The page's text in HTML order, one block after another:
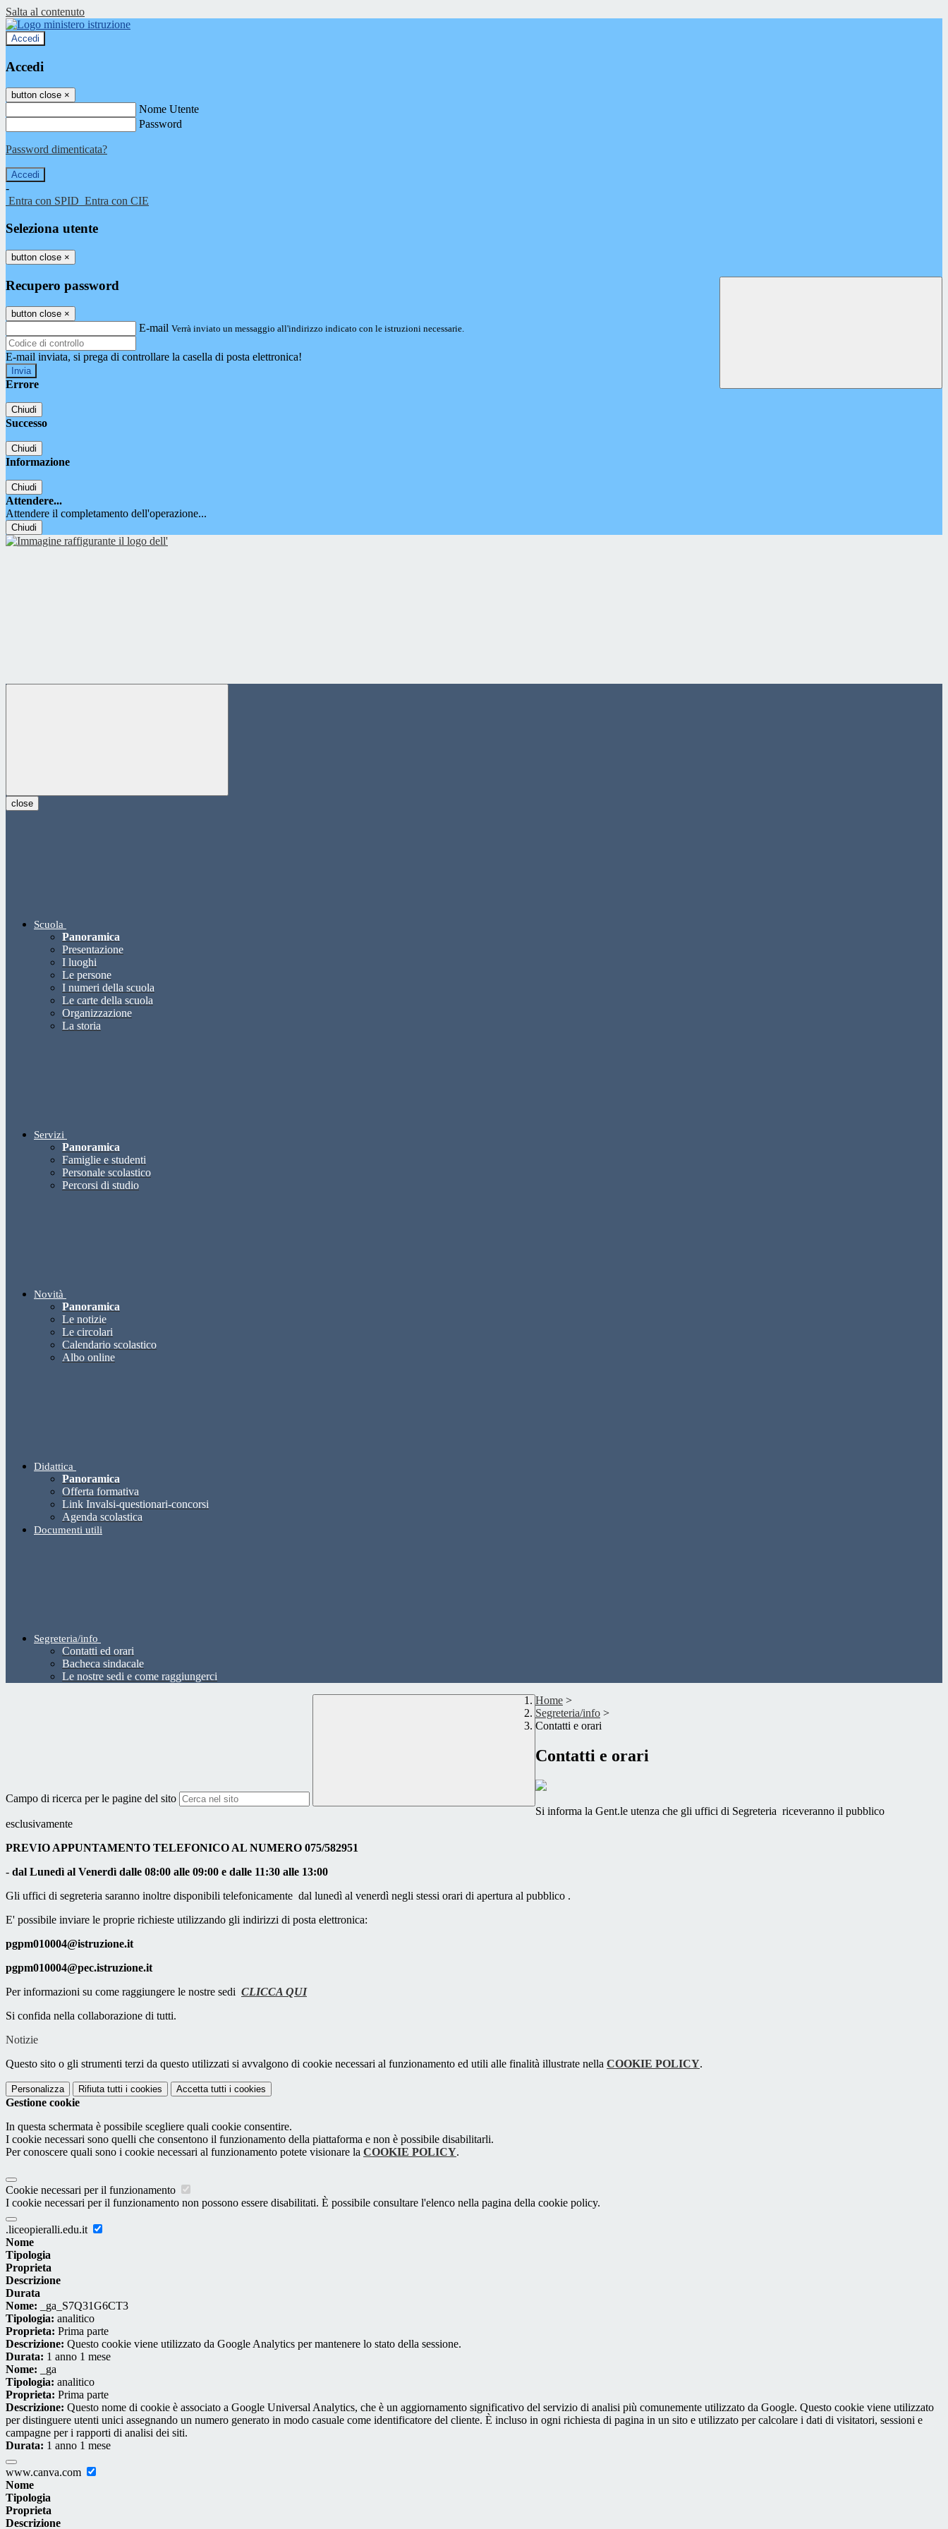
Salta al contenuto
Accedi
Accedi
button close ×
Nome Utente
Password
Password dimenticata?
-
Entra con SPID Entra con CIE
Seleziona utente
button close ×
Recupero password
button close ×
E-mail Verrà inviato un messaggio all'indirizzo indicato con le istruzioni necessarie.
E-mail inviata, si prega di controllare la casella di posta elettronica!
Errore
Chiudi
Successo
Chiudi
Informazione
Chiudi
Attendere...
Attendere il completamento dell'operazione...
Chiudi
close
Scuola
Panoramica
Presentazione
I luoghi
Le persone
I numeri della scuola
Le carte della scuola
Organizzazione
La storia
Servizi
Panoramica
Famiglie e studenti
Personale scolastico
Percorsi di studio
Novità
Panoramica
Le notizie
Le circolari
Calendario scolastico
Albo online
Didattica
Panoramica
Offerta formativa
Link Invalsi-questionari-concorsi
Agenda scolastica
Documenti utili
Segreteria/info
Contatti ed orari
Bacheca sindacale
Le nostre sedi e come raggiungerci
Campo di ricerca per le pagine del sito
Home >
Segreteria/info >
Contatti e orari
Contatti e orari
Si informa la Gent.le utenza che gli uffici di Segreteria riceveranno il pubblico
esclusivamente
PREVIO APPUNTAMENTO TELEFONICO AL NUMERO 075/582951
- dal Lunedì al Venerdì dalle 08:00 alle 09:00 e dalle 11:30 alle 13:00
Gli uffici di segreteria saranno inoltre disponibili telefonicamente dal lunedì al venerdì negli stessi orari di apertura al pubblico .
E' possibile inviare le proprie richieste utilizzando gli indirizzi di posta elettronica:
pgpm010004@istruzione.it
pgpm010004@pec.istruzione.it
Per informazioni su come raggiungere le nostre sedi CLICCA QUI
Si confida nella collaborazione di tutti.
Notizie
Questo sito o gli strumenti terzi da questo utilizzati si avvalgono di cookie necessari al funzionamento ed utili alle finalità illustrate nella COOKIE POLICY.
Personalizza Rifiuta tutti i cookies Accetta tutti i cookies
Gestione cookie
In questa schermata è possibile scegliere quali cookie consentire.
I cookie necessari sono quelli che consentono il funzionamento della piattaforma e non è possibile disabilitarli.
Per conoscere quali sono i cookie necessari al funzionamento potete visionare la COOKIE POLICY.
Cookie necessari per il funzionamento
I cookie necessari per il funzionamento non possono essere disabilitati. È possibile consultare l'elenco nella pagina della cookie policy.
.liceopieralli.edu.it
Nome
Tipologia
Proprieta
Descrizione
Durata
Nome: _ga_S7Q31G6CT3
Tipologia: analitico
Proprieta: Prima parte
Descrizione: Questo cookie viene utilizzato da Google Analytics per mantenere lo stato della sessione.
Durata: 1 anno 1 mese
Nome: _ga
Tipologia: analitico
Proprieta: Prima parte
Descrizione: Questo nome di cookie è associato a Google Universal Analytics, che è un aggiornamento significativo del servizio di analisi più comunemente utilizzato da Google. Questo cookie viene utilizzato
per distinguere utenti unici assegnando un numero generato in modo casuale come identificatore del cliente. È incluso in ogni richiesta di pagina in un sito e utilizzato per calcolare i dati di visitatori, sessioni e
campagne per i rapporti di analisi dei siti.
Durata: 1 anno 1 mese
www.canva.com
Nome
Tipologia
Proprieta
Descrizione